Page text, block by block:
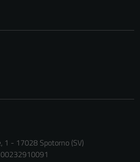
1 - 17028 Spotorno (SV)
00232910091